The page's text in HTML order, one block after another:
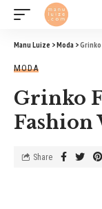
Manu Luize >Moda >Grinko
MODA
Grinko
Fashion
Share